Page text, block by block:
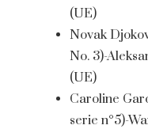
(UE)
Novak
No. 3)-
(UE)
Caroline
serie n°5)-